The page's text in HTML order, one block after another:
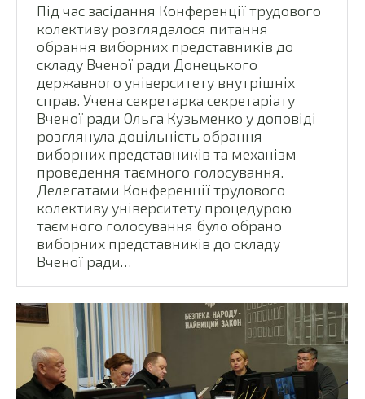
Під час засідання Конференції трудового
колективу розглядалося питання
обрання виборних представників до
складу Вченої ради Донецького
державного університету внутрішніх
справ. Учена секретарка секретаріату
Вченої ради Ольга Кузьменко у доповіді
розглянула доцільність обрання
виборних представників та механізм
проведення таємного голосування.
Делегатами Конференції трудового
колективу університету процедурою
таємного голосування було обрано
виборних представників до складу
Вченої ради…